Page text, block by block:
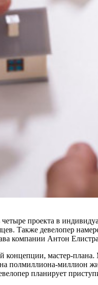
четыре проекта в
Также девелопер
компании Антон
концепции, мастер-
полмиллиона-миллион
планирует